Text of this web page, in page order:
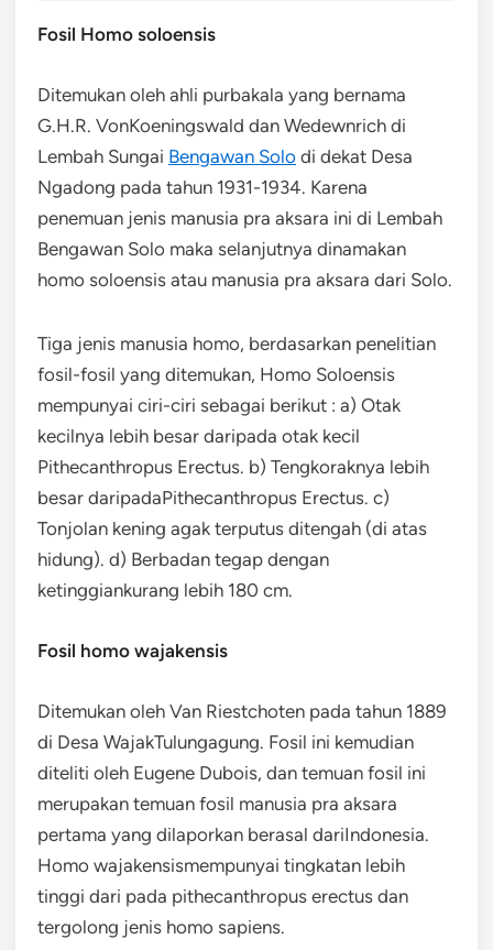
Fosil Homo soloensis
Ditemukan oleh ahli purbakala yang bernama
G.H.R. VonKoeningswald dan Wedewnrich di
Lembah Sungai Bengawan Solo di dekat Desa
Ngadong pada tahun 1931-1934. Karena
penemuan jenis manusia pra aksara ini di Lembah
Bengawan Solo maka selanjutnya dinamakan
homo soloensis atau manusia pra aksara dari Solo.
Tiga jenis manusia homo, berdasarkan penelitian
fosil-fosil yang ditemukan, Homo Soloensis
mempunyai ciri-ciri sebagai berikut : a) Otak
kecilnya lebih besar daripada otak kecil
Pithecanthropus Erectus. b) Tengkoraknya lebih
besar daripadaPithecanthropus Erectus. c)
Tonjolan kening agak terputus ditengah (di atas
hidung). d) Berbadan tegap dengan
ketinggiankurang lebih 180 cm.
Fosil homo wajakensis
Ditemukan oleh Van Riestchoten pada tahun 1889
di Desa WajakTulungagung. Fosil ini kemudian
diteliti oleh Eugene Dubois, dan temuan fosil ini
merupakan temuan fosil manusia pra aksara
pertama yang dilaporkan berasal dariIndonesia.
Homo wajakensismempunyai tingkatan lebih
tinggi dari pada pithecanthropus erectus dan
tergolong jenis homo sapiens.